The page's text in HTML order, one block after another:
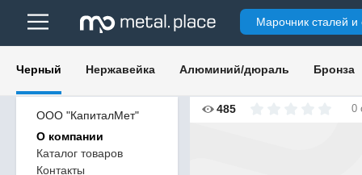
Марочник сталей и
Черный Нержавейка Алюминий/дюраль Бронза
ООО "КапиталМет"
О компании
Каталог товаров
Контакты
485 0